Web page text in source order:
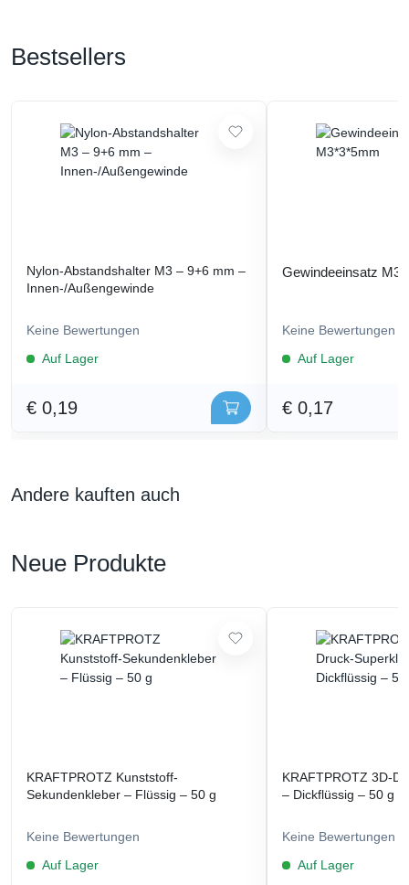
Bestsellers
Nylon-Abstandshalter M3 – 9+6 mm –
Innen-/Außengewinde
Keine Bewertungen
Auf Lager
€ 0,19
Gewindeeinsatz
Keine Bewertungen
Auf Lager
€ 0,17
Andere kauften auch
Neue Produkte
KRAFTPROTZ Kunststoff-
Sekundenkleber – Flüssig – 50 g
Keine Bewertungen
Auf Lager
KRAFTPROTZ 3D-
– Dickflüssig – 50 g
Keine Bewertungen
Auf Lager